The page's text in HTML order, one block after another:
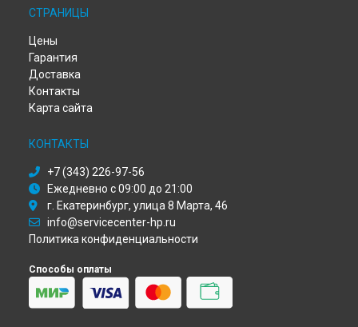
Ремонт плоттера DesignJet T230 HP в
Ремонт плоттера DesignJet T230 HP в
Ремонт плоттера DesignJet T230 HP в
Ремонт плоттера DesignJet T230 HP в
СТРАНИЦЫ
Цены
Гарантия
Доставка
Контакты
Карта сайта
КОНТАКТЫ
+7 (343) 226-97-56
Ежедневно с 09:00 до 21:00
г. Екатеринбург, улица 8 Марта, 46
info@servicecenter-hp.ru
Политика конфиденциальности
Способы оплаты